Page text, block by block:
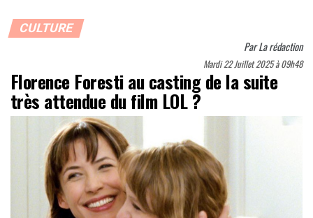
CULTURE
ParLa rédaction
Mardi 22 Juillet 2025 à 09h48
Florence Foresti au casting de la suite
très attendue du film LOL ?